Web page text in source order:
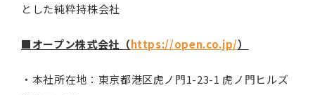
とした純粋持株会社
■オープン株式会社（https://open.co.jp/）
・本社所在地：東京都港区虎ノ門1-23-1 虎ノ門ヒルズ